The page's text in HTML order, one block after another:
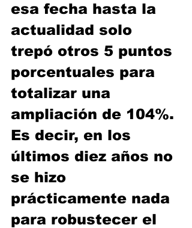
esa fecha hasta la
actualidad solo
trepó otros 5 puntos
porcentuales para
totalizar una
ampliación de 104%.
Es decir, en los
últimos diez años no
se hizo
prácticamente nada
para robustecer el